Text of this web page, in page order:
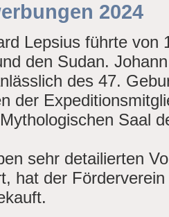
2024
Lepsius führte von
den Sudan.
des 47.
der
Saal
sehr detailierten
hat der